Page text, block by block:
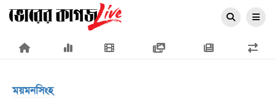
×
ময়মনসিংহ